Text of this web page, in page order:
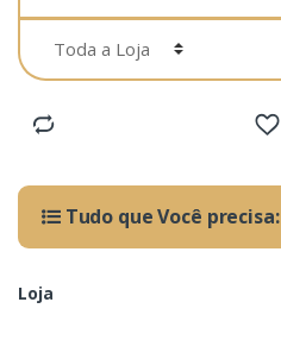
Tudo que Você precisa:
Loja